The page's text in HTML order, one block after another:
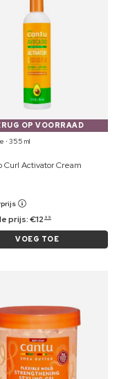
OP VOORRAAD
⋅ 355 ml
Curl Activator Cream
prijs:€12 99
VOEG TOE